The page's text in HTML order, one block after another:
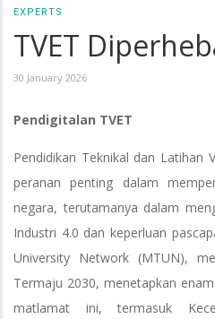
EXPERTS
TVET
30 January 2026
Pendigitalan TVET
Pendidikan Teknikal dan Latihan
peranan penting dalam
negara, terutamanya dalam
Industri 4.0 dan keperluan
University Network (MTUN),
Termaju 2030, menetapkan
matlamat ini, termasuk